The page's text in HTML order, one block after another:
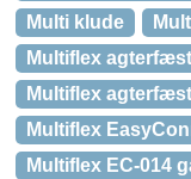
Multi klude
Multiflex
Multiflex
Multiflex
Multiflex EC-014